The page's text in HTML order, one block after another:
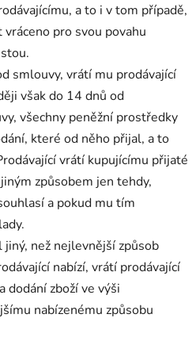
a to i v tom případě,
pro svou povahu
smlouvy, vrátí mu prodávající
však do 14 dnů od
všechny peněžní prostředky
které od něho přijal, a to
vrátí kupujícímu přijaté
způsobem jen tehdy,
a pokud mu tím
než nejlevnější způsob
nabízí, vrátí prodávající
dodání zboží ve výši
nabízenému způsobu